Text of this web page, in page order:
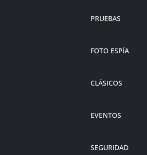
PRUEBAS
FOTO ESPÍA
CLÁSICOS
EVENTOS
SEGURIDAD